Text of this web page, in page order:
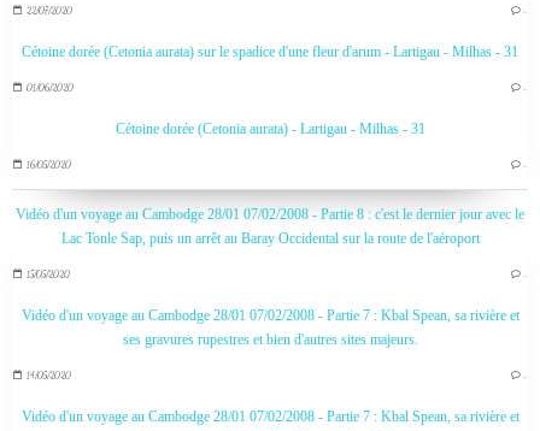
22/07/2020 …
Cétoine dorée (Cetonia aurata) sur le spadice d'une fleur d'arum - Lartigau - Milhas - 31
01/06/2020 …
Cétoine dorée (Cetonia aurata) - Lartigau - Milhas - 31
16/05/2020 …
Vidéo d'un voyage au Cambodge 28/01 07/02/2008 - Partie 8 : c'est le dernier jour avec le
Lac Tonle Sap, puis un arrêt au Baray Occidental sur la route de l'aéroport
15/05/2020 …
Vidéo d'un voyage au Cambodge 28/01 07/02/2008 - Partie 7 : Kbal Spean, sa rivière et
ses gravures rupestres et bien d'autres sites majeurs.
14/05/2020 …
Vidéo d'un voyage au Cambodge 28/01 07/02/2008 - Partie 7 : Kbal Spean, sa rivière et